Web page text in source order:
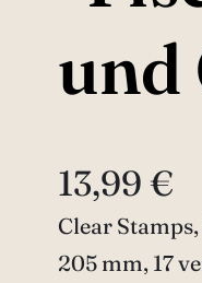
und
13,99 €
Clear
205 mm, 17